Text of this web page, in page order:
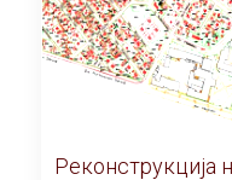
Реконструкција